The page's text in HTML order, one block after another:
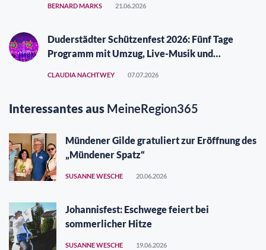
BERNARD MARKS 21.06.2026
Duderstädter Schützenfest 2026: Fünf Tage
Programm mit Umzug, Live-Musik und
CLAUDIA NACHTWEY 07.07.2026
Interessantes aus MeineRegion365
Mündener Gilde gratuliert zur Eröffnung des
„Mündener Spatz“
SUSANNE WESCHE 20.06.2026
Johannisfest: Eschwege feiert bei
sommerlicher Hitze
SUSANNE WESCHE 19.06.2026